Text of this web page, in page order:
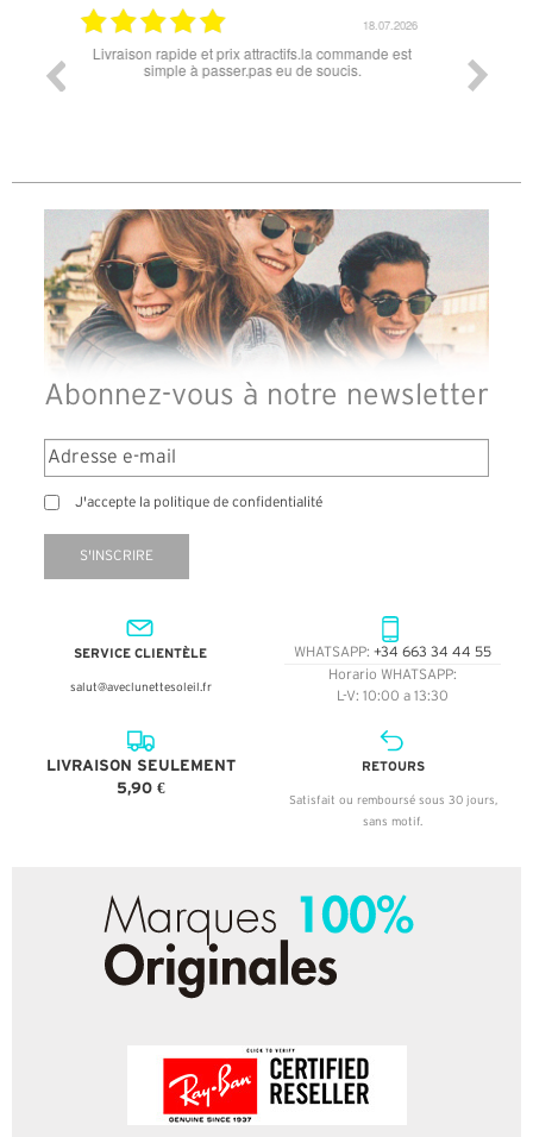
06.07.2026
Super lunette merci pour les lunettes pour l'éclipse
Abonnez-vous à notre newsletter
J'accepte la politique de confidentialité
S'INSCRIRE
SERVICE CLIENTÈLE
salut@aveclunettesoleil.fr
WHATSAPP: +34 663 34 44 55
Horario WHATSAPP:
L-V: 10:00 a 13:30
LIVRAISON SEULEMENT
5,90 €
RETOURS
Satisfait ou remboursé sous 30 jours,
sans motif.